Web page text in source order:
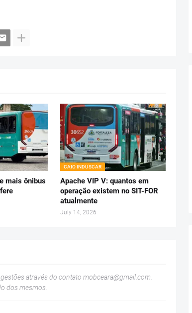
mais ônibus
CAIO INDUSCAR
Apache VIP V: quantos em
operação existem no SIT-FOR
atualmente
July 14, 2026
através do contato mobceara@gmail.com.
dos mesmos.